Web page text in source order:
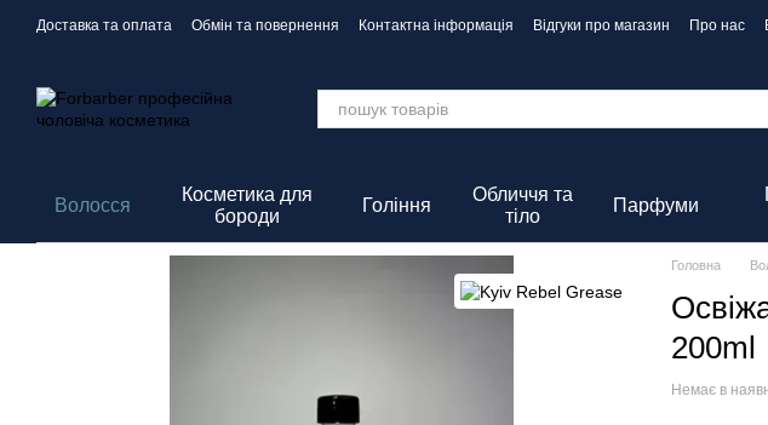
Перейти до основного контенту
Доставка та оплата Обмін та повернення Контактна інформація Відгуки про магазин Про нас
Волосся
Косметика для
бороди
Гоління
Обличчя та
тіло
Парфуми
Головна
200ml
Немає в